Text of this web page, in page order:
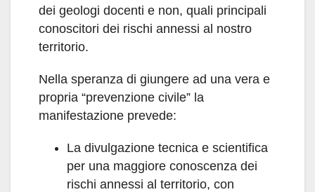
dei geologi docenti e non, quali principali
conoscitori dei rischi annessi al nostro
territorio.
Nella speranza di giungere ad una vera e
propria “prevenzione civile” la
manifestazione prevede:
La divulgazione tecnica e scientifica
per una maggiore conoscenza dei
rischi annessi al territorio, con